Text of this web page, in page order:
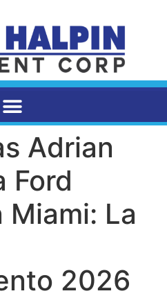
Adrian
Ford
La
2026